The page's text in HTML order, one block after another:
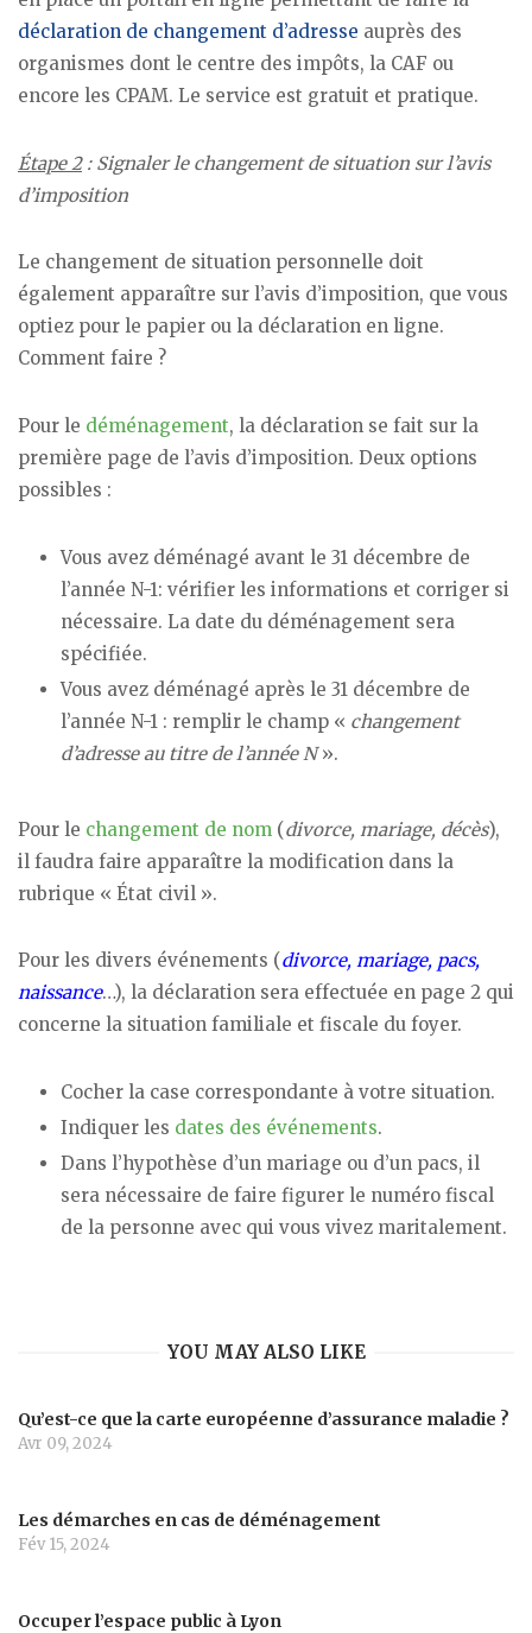
déclaration de changement d’adresse auprès des
organismes dont le centre des impôts, la CAF ou
encore les CPAM. Le service est gratuit et pratique.
Étape 2: Signaler le changement de situation sur l’avis
d’imposition
Le changement de situation personnelle doit
également apparaître sur l’avis d’imposition, que vous
optiez pour le papier ou la déclaration en ligne.
Comment faire ?
Pour le déménagement, la déclaration se fait sur la
première page de l’avis d’imposition. Deux options
possibles :
Vous avez déménagé avant le 31 décembre de
l’année N-1: vérifier les informations et corriger si
nécessaire. La date du déménagement sera
spécifiée.
Vous avez déménagé après le 31 décembre de
l’année N-1 : remplir le champ « changement
d’adresse au titre de l’année N».
Pour le changement de nom (divorce, mariage, décès),
il faudra faire apparaître la modification dans la
rubrique « État civil ».
Pour les divers événements (divorce, mariage, pacs,
naissance…), la déclaration sera effectuée en page 2 qui
concerne la situation familiale et fiscale du foyer.
Cocher la case correspondante à votre situation.
Indiquer les dates des événements.
Dans l’hypothèse d’un mariage ou d’un pacs, il
sera nécessaire de faire figurer le numéro fiscal
de la personne avec qui vous vivez maritalement.
YOU MAY ALSO LIKE
Qu’est-ce que la carte européenne d’assurance maladie ?
Avr 09, 2024
Les démarches en cas de déménagement
Fév 15, 2024
Occuper l’espace public à Lyon